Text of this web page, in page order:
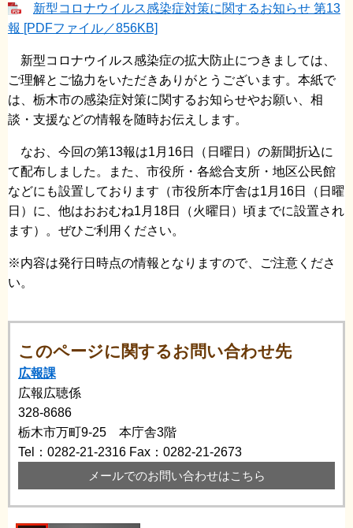
新型コロナウイルス感染症対策に関するお知らせ 第13
報 [PDFファイル／856KB]
新型コロナウイルス感染症の拡大防止につきましては、
ご理解とご協力をいただきありがとうございます。本紙で
は、栃木市の感染症対策に関するお知らせやお願い、相
談・支援などの情報を随時お伝えします。
なお、今回の第13報は1月16日（日曜日）の新聞折込に
て配布しました。また、市役所・各総合支所・地区公民館
などにも設置しております（市役所本庁舎は1月16日（日曜
日）に、他はおおむね1月18日（火曜日）頃までに設置され
ます）。ぜひご利用ください。
※内容は発行日時点の情報となりますので、ご注意くださ
い。
このページに関するお問い合わせ先
広報課
広報広聴係
328-8686
栃木市万町9-25 本庁舎3階
Tel：0282-21-2316 Fax：0282-21-2673
メールでのお問い合わせはこちら